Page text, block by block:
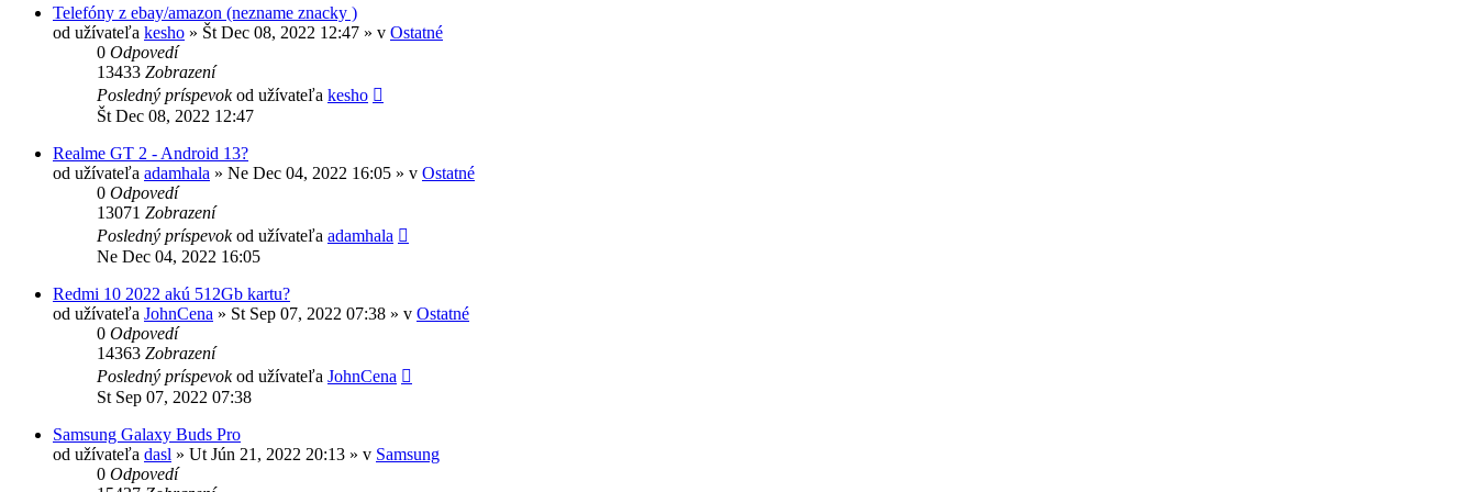
Telefóny z ebay/amazon (nezname znacky )
od užívateľa kesho » Št Dec 08, 2022 12:47 » v Ostatné
0 Odpovedí
13433 Zobrazení
Posledný príspevokod užívateľa kesho
Št Dec 08, 2022 12:47
Realme GT 2 - Android 13?
od užívateľa adamhala » Ne Dec 04, 2022 16:05 » v Ostatné
0 Odpovedí
13071 Zobrazení
Posledný príspevokod užívateľa adamhala
Ne Dec 04, 2022 16:05
Redmi 10 2022 akú 512Gb kartu?
od užívateľa JohnCena » St Sep 07, 2022 07:38 » v Ostatné
0 Odpovedí
14363 Zobrazení
Posledný príspevokod užívateľa JohnCena
St Sep 07, 2022 07:38
Samsung Galaxy Buds Pro
od užívateľa dasl » Ut Jún 21, 2022 20:13 » v Samsung
0 Odpovedí